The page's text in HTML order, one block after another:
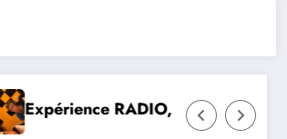
Lou-Anne d’OlmetoSuite de la